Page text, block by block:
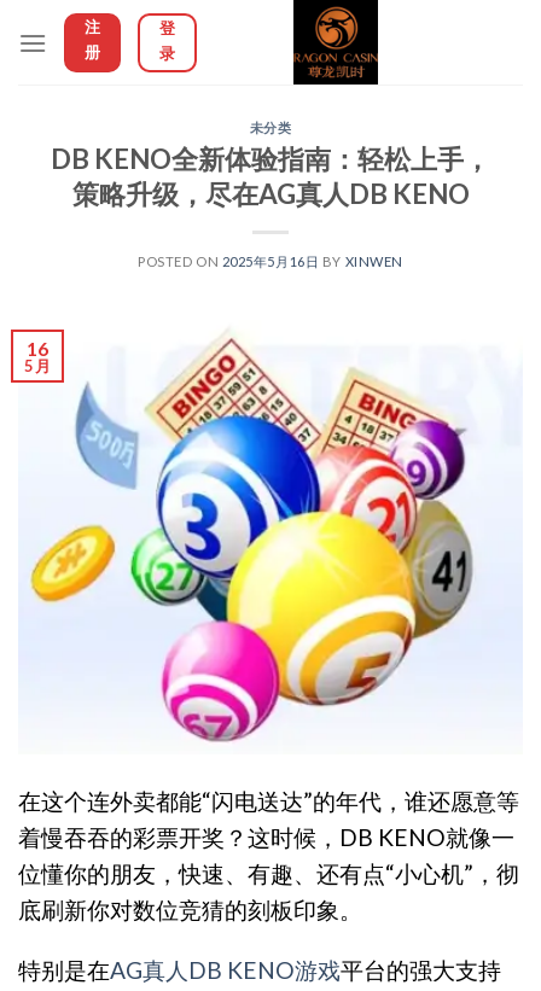
注
册
登
录
未分类
DB KENO全新体验指南：轻松上手，
策略升级，尽在AG真人DB KENO
POSTED ON 2025年5月16日 BY XINWEN
16
5 月
在这个连外卖都能“闪电送达”的年代，谁还愿意等
着慢吞吞的彩票开奖？这时候，DB KENO就像一
位懂你的朋友，快速、有趣、还有点“小心机”，彻
底刷新你对数位竞猜的刻板印象。
特别是在AG真人DB KENO游戏平台的强大支持